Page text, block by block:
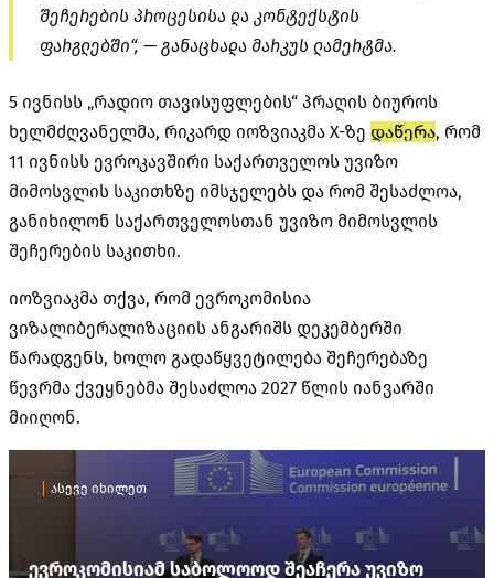
შეჩერების პროცესისა და კონტექსტის
ფარგლებში“, — განაცხადა მარკუს ლამერტმა.
5 ივნისს „რადიო თავისუფლების“ პრაღის ბიუროს
ხელმძღვანელმა, რიკარდ იოზვიაკმა X-ზე დაწერა, რომ
11 ივნისს ევროკავშირი საქართველოს უვიზო
მიმოსვლის საკითხზე იმსჯელებს და რომ შესაძლოა,
განიხილონ საქართველოსთან უვიზო მიმოსვლის
შეჩერების საკითხი.
იოზვიაკმა თქვა, რომ ევროკომისია
ვიზალიბერალიზაციის ანგარიშს დეკემბერში
წარადგენს, ხოლო გადაწყვეტილება შეჩერებაზე
წევრმა ქვეყნებმა შესაძლოა 2027 წლის იანვარში
მიიღონ.
ასევე იხილეთ
ევროკომისიამ საბოლოოდ შეაჩერა უვიზო